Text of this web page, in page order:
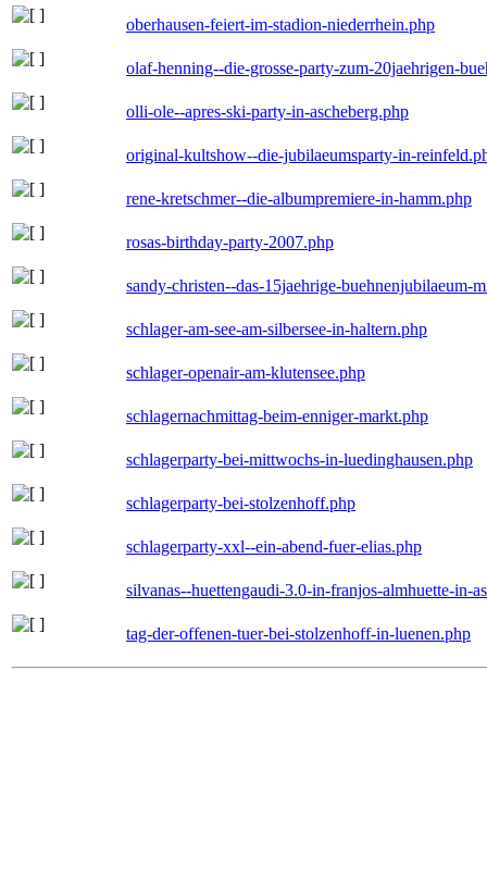
oberhausen-feiert-im-stadion-niederrhein.php
olaf-henning--die-grosse-party-zum-20jaehrigen-
olli-ole--apres-ski-party-in-ascheberg.php
original-kultshow--die-jubilaeumsparty-in-
rene-kretschmer--die-albumpremiere-in-hamm.php
rosas-birthday-party-2007.php
sandy-christen--das-15jaehrige-buehnenjubilaeum-
schlager-am-see-am-silbersee-in-haltern.php
schlager-openair-am-klutensee.php
schlagernachmittag-beim-enniger-markt.php
schlagerparty-bei-mittwochs-in-luedinghausen.php
schlagerparty-bei-stolzenhoff.php
schlagerparty-xxl--ein-abend-fuer-elias.php
silvanas--huettengaudi-3.0-in-franjos-almhuette-in-
tag-der-offenen-tuer-bei-stolzenhoff-in-luenen.php